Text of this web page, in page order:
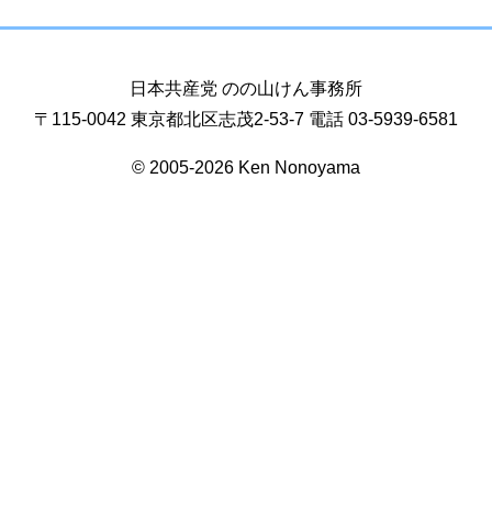
日本共産党 のの山けん事務所
〒115-0042 東京都北区志茂2-53-7 電話 03-5939-6581
© 2005-2026 Ken Nonoyama